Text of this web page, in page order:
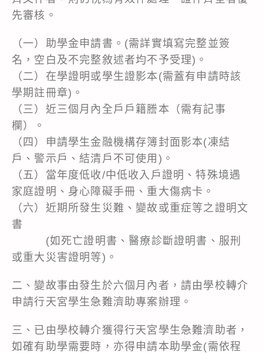
先審核。
（一）助學金申請書。(需詳實填寫完整並簽
名，空白及不完整敘述者均不予受理)。
（二）在學證明或學生證影本(需蓋有申請時該
學期註冊章)。
（三）近三個月內全戶戶籍謄本（需有記事
欄）。
（四）申請學生金融機構存簿封面影本(凍結
戶、警示戶、結清戶不可使用)。
（五）當年度低收/中低收入戶證明、特殊境遇
家庭證明、身心障礙手冊、重大傷病卡。
（六）近期所發生災難、變故或重症等之證明文
書
(如死亡證明書、醫療診斷證明書、服刑
或重大災害證明等)。
二、變故事由發生於六個月內者，請由學校轉介
申請行天宮學生急難濟助專案辦理。
三、已由學校轉介獲得行天宮學生急難濟助者，
如確有助學需要時，亦得申請本助學金(需依程